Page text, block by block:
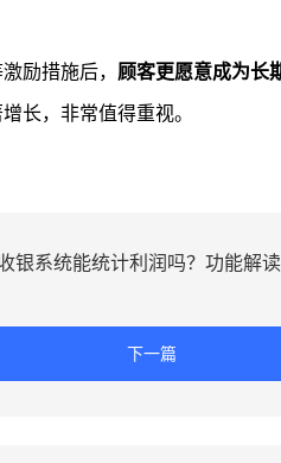
励措施后， 顾客更愿意成为长
长，非常值得重视。
银系统能统计利润吗？功能解
下一篇